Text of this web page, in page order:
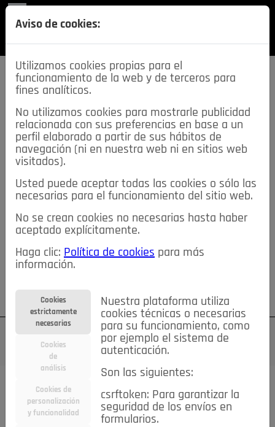
SECCIONES
descarga esta
REVISTA
≡NOTICIAS
NOTICIAS SERVICIOS DE INTERÉS
TABLÓN DE ANUNCIOS MIS ANUNCIOS CONTACTO
NOSOTROS
Su cuenta Regístrese ¿Olvidó su contraseña?
Todas las noticias..
#TePrestoMisOjos Caridad
Ciencia&Tecnología
Economía
Aviso de cookies:
Utilizamos cookies propias para el
funcionamiento de la web y de terceros para
fines analíticos.
No utilizamos cookies para mostrarle publicidad
relacionada con sus preferencias en base a un
perfil elaborado a partir de sus hábitos de
navegación (ni en nuestra web ni en sitios web
visitados).
Usted puede aceptar todas las cookies o sólo las
necesarias para el funcionamiento del sitio web.
No se crean cookies no necesarias hasta haber
aceptado explícitamente.
Haga clic: Política de cookies para más
información.
Cookies
estrictamente
necesarias
Cookies
de
análisis
Cookies de
personalización
y funcionalidad
Nuestra plataforma utiliza
cookies técnicas o necesarias
para su funcionamiento, como
por ejemplo el sistema de
autenticación.
Son las siguientes:
csrftoken: Para garantizar la
seguridad de los envíos en
formularios.